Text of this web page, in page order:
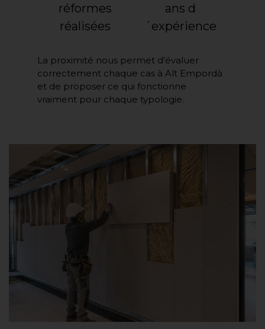
réformes
réalisées
ans d
´expérience
La proximité nous permet d'évaluer
correctement chaque cas à Alt Empordà
et de proposer ce qui fonctionne
vraiment pour chaque typologie.